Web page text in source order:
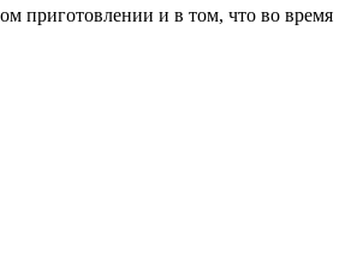
приготовлении и в том, что во время